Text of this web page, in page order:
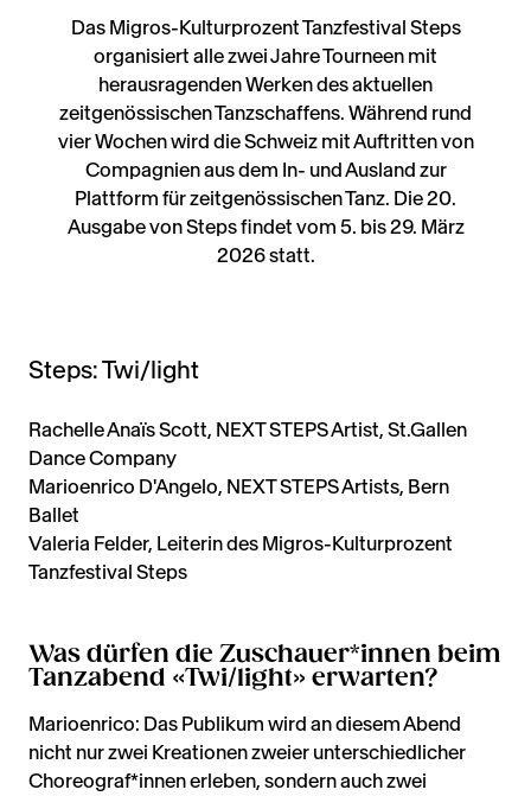
Das Migros-Kulturprozent Tanzfestival Steps
organisiert alle zwei Jahre Tourneen mit
herausragenden Werken des aktuellen
zeitgenössischen Tanzschaffens. Während rund
vier Wochen wird die Schweiz mit Auftritten von
Compagnien aus dem In- und Ausland zur
Plattform für zeitgenössischen Tanz. Die 20.
Ausgabe von Steps findet vom 5. bis 29. März
2026 statt.
Steps: Twi/light
Rachelle Anaïs Scott, NEXT STEPS Artist, St.Gallen
Dance Company
Marioenrico D'Angelo, NEXT STEPS Artists, Bern
Ballet
Valeria Felder, Leiterin des Migros-Kulturprozent
Tanzfestival Steps
Was dürfen die Zuschauer*innen beim
Tanzabend «Twi/light» erwarten?
Marioenrico: Das Publikum wird an diesem Abend
nicht nur zwei Kreationen zweier unterschiedlicher
Choreograf*innen erleben, sondern auch zwei